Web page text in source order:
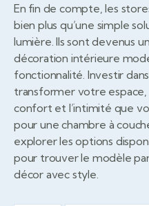
En fin de compte, les
bien plus qu’une simple
lumière. Ils sont devenus
décoration intérieure
fonctionnalité. Investir
transformer votre
confort et l’intimité que
pour une chambre à
explorer les options
pour trouver le modèle
décor avec style.